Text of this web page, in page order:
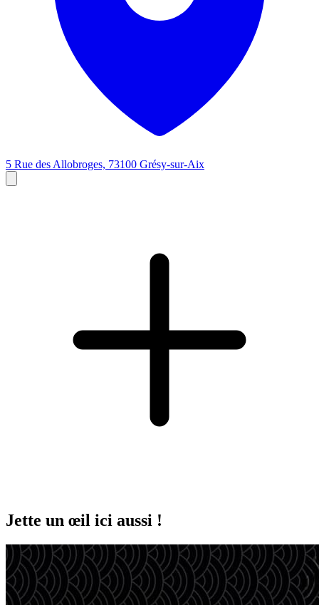
5 Rue des Allobroges, 73100 Grésy-sur-Aix
Jette un œil ici aussi !